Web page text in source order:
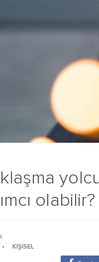
olabilir?
KIŞISEL